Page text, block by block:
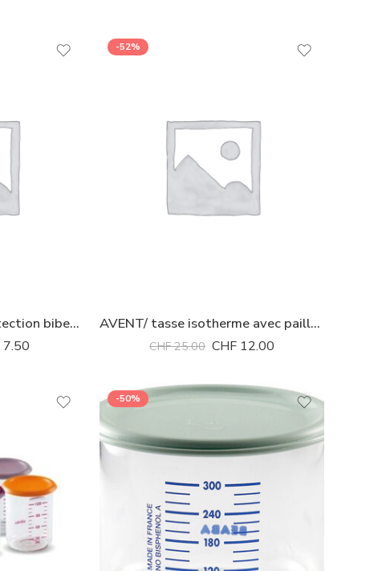
AVENT/ housse de protection biberon en verre 125ml
7.50
-52%
AVENT/ tasse isotherme avec paille 260 ml
CHF25.00 CHF 12.00
-50%